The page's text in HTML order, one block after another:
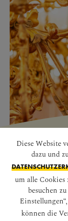
Erleben
Diese Website
dazu und
um alle Cookies
besuchen
können die